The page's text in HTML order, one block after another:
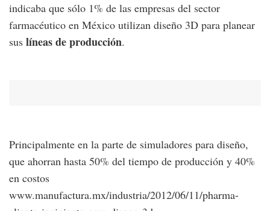
indicaba que sólo 1% de las empresas del sector
farmacéutico en México utilizan diseño 3D para planear
sus líneas de producción.
Principalmente en la parte de simuladores para diseño,
que ahorran hasta 50% del tiempo de producción y 40%
en costos
www.manufactura.mx/industria/2012/06/11/pharma-